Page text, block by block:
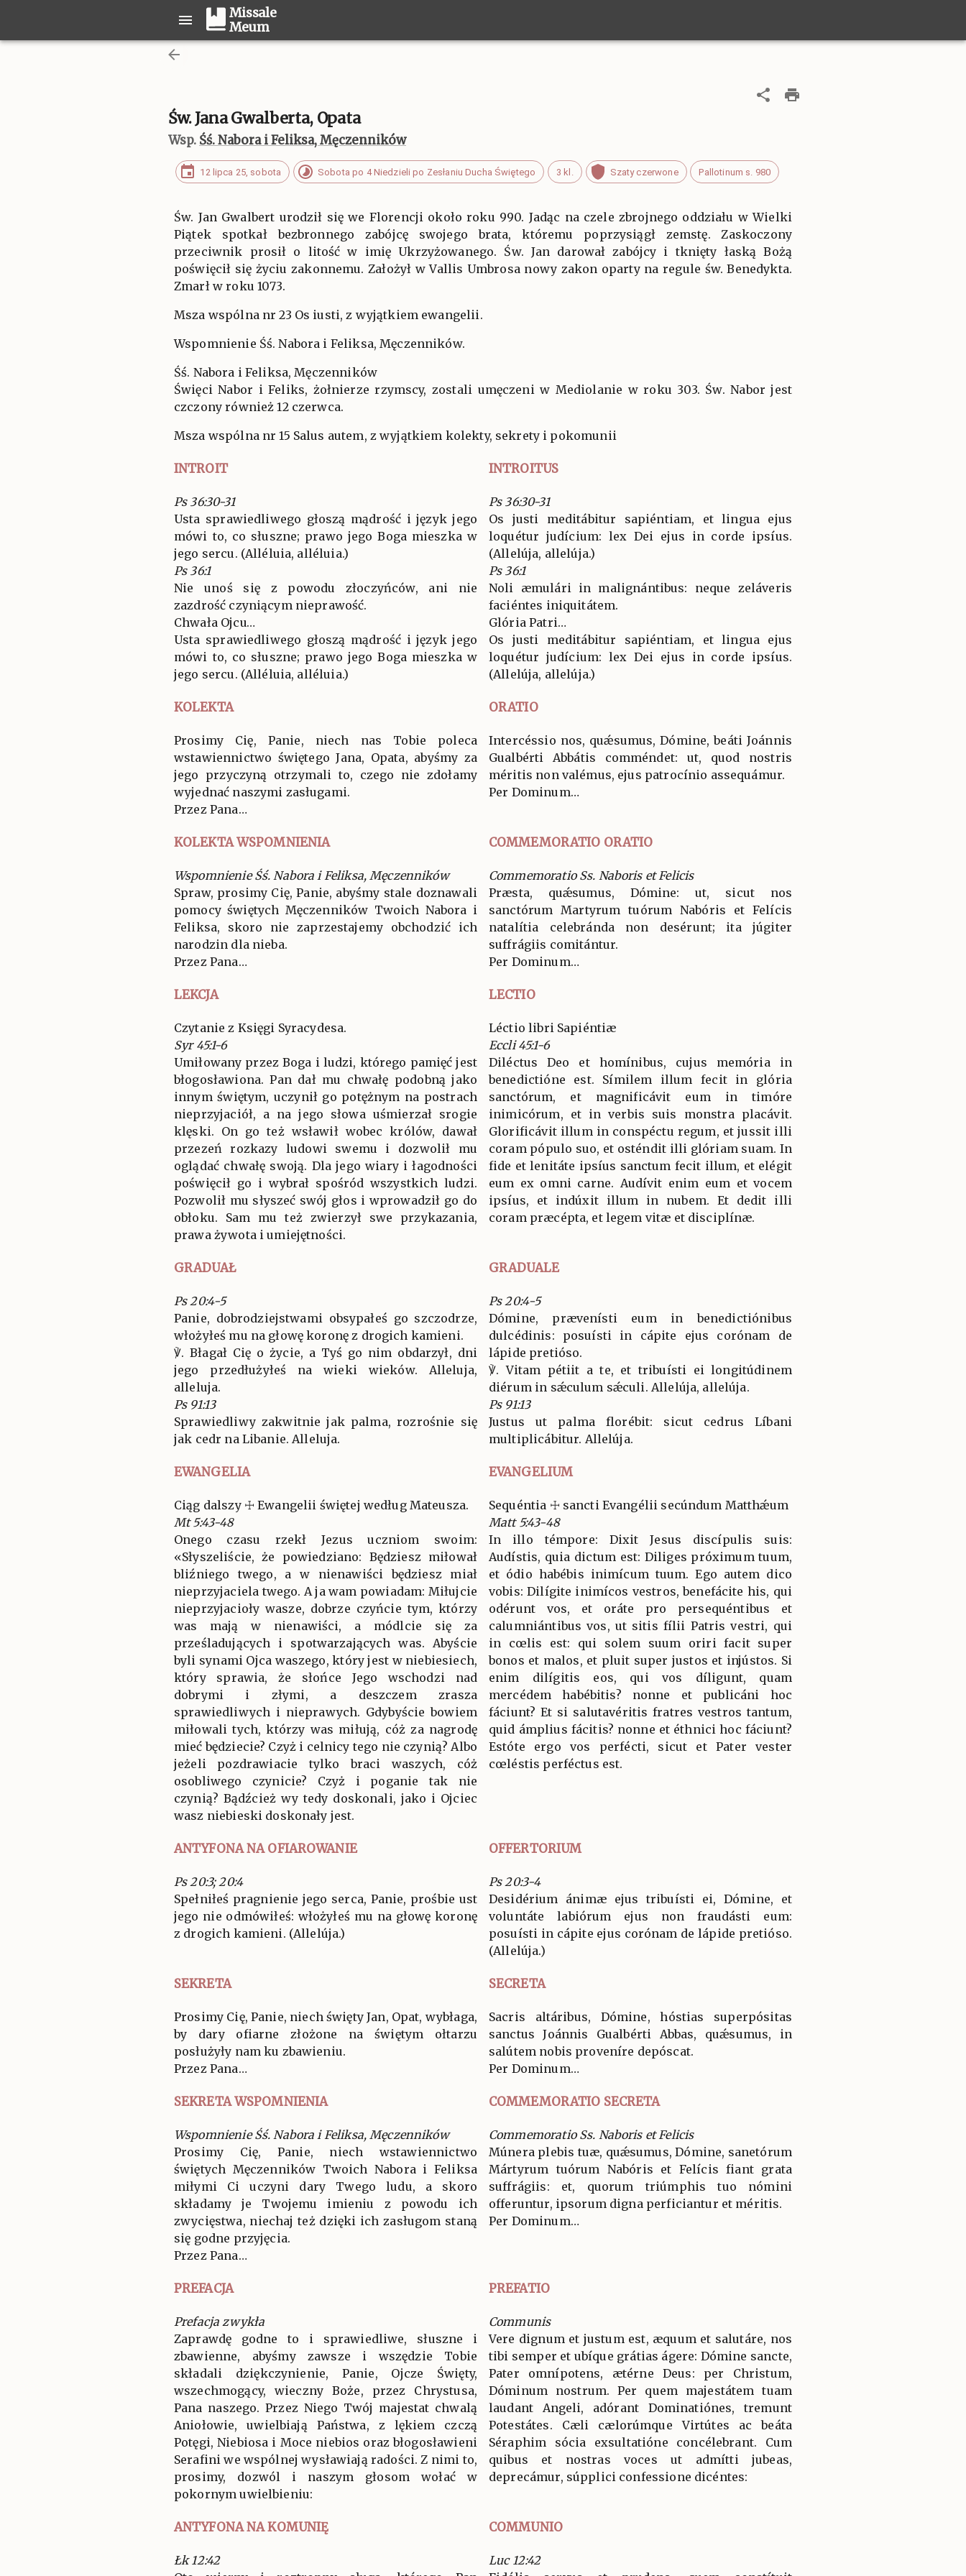
Missale
Meum
Św. Jana Gwalberta, Opata
Wsp. Śś. Nabora i Feliksa, Męczenników
12 lipca 25, sobota Sobota po 4 Niedzieli po Zesłaniu Ducha Świętego 3 kl. Szaty czerwone Pallotinum s. 980
Św. Jan Gwalbert urodził się we Florencji około roku 990. Jadąc na czele zbrojnego oddziału w Wielki
Piątek spotkał bezbronnego zabójcę swojego brata, któremu poprzysiągł zemstę. Zaskoczony
przeciwnik prosił o litość w imię Ukrzyżowanego. Św. Jan darował zabójcy i tknięty łaską Bożą
poświęcił się życiu zakonnemu. Założył w Vallis Umbrosa nowy zakon oparty na regule św. Benedykta.
Zmarł w roku 1073.
Msza wspólna nr 23 Os iusti, z wyjątkiem ewangelii.
Wspomnienie Śś. Nabora i Feliksa, Męczenników.
Śś. Nabora i Feliksa, Męczenników
Święci Nabor i Feliks, żołnierze rzymscy, zostali umęczeni w Mediolanie w roku 303. Św. Nabor jest
czczony również 12 czerwca.
Msza wspólna nr 15 Salus autem, z wyjątkiem kolekty, sekrety i pokomunii
INTROIT INTROITUS
Ps 36:30-31
Usta sprawiedliwego głoszą mądrość i język jego
mówi to, co słuszne; prawo jego Boga mieszka w
jego sercu. (Alléluia, alléluia.)
Ps 36:1
Nie unoś się z powodu złoczyńców, ani nie
zazdrość czyniącym nieprawość.
Chwała Ojcu…
Usta sprawiedliwego głoszą mądrość i język jego
mówi to, co słuszne; prawo jego Boga mieszka w
jego sercu. (Alléluia, alléluia.)
Ps 36:30-31
Os justi meditábitur sapiéntiam, et lingua ejus
loquétur judícium: lex Dei ejus in corde ipsíus.
(Allelúja, allelúja.)
Ps 36:1
Noli æmulári in malignántibus: neque zeláveris
faciéntes iniquitátem.
Glória Patri…
Os justi meditábitur sapiéntiam, et lingua ejus
loquétur judícium: lex Dei ejus in corde ipsíus.
(Allelúja, allelúja.)
KOLEKTA ORATIO
Prosimy Cię, Panie, niech nas Tobie poleca
wstawiennictwo świętego Jana, Opata, abyśmy za
jego przyczyną otrzymali to, czego nie zdołamy
wyjednać naszymi zasługami.
Przez Pana…
Intercéssio nos, quǽsumus, Dómine, beáti Joánnis
Gualbérti Abbátis comméndet: ut, quod nostris
méritis non valémus, ejus patrocínio assequámur.
Per Dominum…
KOLEKTA WSPOMNIENIA COMMEMORATIO ORATIO
Wspomnienie Śś. Nabora i Feliksa, Męczenników
Spraw, prosimy Cię, Panie, abyśmy stale doznawali
pomocy świętych Męczenników Twoich Nabora i
Feliksa, skoro nie zaprzestajemy obchodzić ich
narodzin dla nieba.
Przez Pana…
Commemoratio Ss. Naboris et Felicis
Præsta, quǽsumus, Dómine: ut, sicut nos
sanctórum Martyrum tuórum Nabóris et Felícis
natalítia celebránda non desérunt; ita júgiter
suffrágiis comitántur.
Per Dominum…
LEKCJA LECTIO
Czytanie z Księgi Syracydesa.
Syr 45:1-6
Umiłowany przez Boga i ludzi, którego pamięć jest
błogosławiona. Pan dał mu chwałę podobną jako
innym świętym, uczynił go potężnym na postrach
nieprzyjaciół, a na jego słowa uśmierzał srogie
klęski. On go też wsławił wobec królów, dawał
przezeń rozkazy ludowi swemu i dozwolił mu
oglądać chwałę swoją. Dla jego wiary i łagodności
poświęcił go i wybrał spośród wszystkich ludzi.
Pozwolił mu słyszeć swój głos i wprowadził go do
obłoku. Sam mu też zwierzył swe przykazania,
prawa żywota i umiejętności.
Léctio libri Sapiéntiæ
Eccli 45:1-6
Diléctus Deo et homínibus, cujus memória in
benedictióne est. Símilem illum fecit in glória
sanctórum, et magnificávit eum in timóre
inimicórum, et in verbis suis monstra placávit.
Glorificávit illum in conspéctu regum, et jussit illi
coram pópulo suo, et osténdit illi glóriam suam. In
fide et lenitáte ipsíus sanctum fecit illum, et elégit
eum ex omni carne. Audívit enim eum et vocem
ipsíus, et indúxit illum in nubem. Et dedit illi
coram præcépta, et legem vitæ et disciplínæ.
GRADUAŁ GRADUALE
Ps 20:4-5
Panie, dobrodziejstwami obsypałeś go szczodrze,
włożyłeś mu na głowę koronę z drogich kamieni.
℣. Błagał Cię o życie, a Tyś go nim obdarzył, dni
jego przedłużyłeś na wieki wieków. Alleluja,
alleluja.
Ps 91:13
Sprawiedliwy zakwitnie jak palma, rozrośnie się
jak cedr na Libanie. Alleluja.
Ps 20:4-5
Dómine, prævenísti eum in benedictiónibus
dulcédinis: posuísti in cápite ejus corónam de
lápide pretióso.
℣. Vitam pétiit a te, et tribuísti ei longitúdinem
diérum in sǽculum sǽculi. Allelúja, allelúja.
Ps 91:13
Justus ut palma florébit: sicut cedrus Líbani
multiplicábitur. Allelúja.
EWANGELIA EVANGELIUM
Ciąg dalszy ☩ Ewangelii świętej według Mateusza.
Mt 5:43-48
Onego czasu rzekł Jezus uczniom swoim:
«Słyszeliście, że powiedziano: Będziesz miłował
bliźniego twego, a w nienawiści będziesz miał
nieprzyjaciela twego. A ja wam powiadam: Miłujcie
nieprzyjacioły wasze, dobrze czyńcie tym, którzy
was mają w nienawiści, a módlcie się za
prześladujących i spotwarzających was. Abyście
byli synami Ojca waszego, który jest w niebiesiech,
który sprawia, że słońce Jego wschodzi nad
dobrymi i złymi, a deszczem zrasza
sprawiedliwych i nieprawych. Gdybyście bowiem
miłowali tych, którzy was miłują, cóż za nagrodę
mieć będziecie? Czyż i celnicy tego nie czynią? Albo
jeżeli pozdrawiacie tylko braci waszych, cóż
osobliwego czynicie? Czyż i poganie tak nie
czynią? Bądźcież wy tedy doskonali, jako i Ojciec
wasz niebieski doskonały jest.
Sequéntia ☩ sancti Evangélii secúndum Matthǽum
Matt 5:43-48
In illo témpore: Dixit Jesus discípulis suis:
Audístis, quia dictum est: Diliges próximum tuum,
et ódio habébis inimícum tuum. Ego autem dico
vobis: Dilígite inimícos vestros, benefácite his, qui
odérunt vos, et oráte pro persequéntibus et
calumniántibus vos, ut sitis fílii Patris vestri, qui
in cœlis est: qui solem suum oriri facit super
bonos et malos, et pluit super justos et injústos. Si
enim dilígitis eos, qui vos díligunt, quam
mercédem habébitis? nonne et publicáni hoc
fáciunt? Et si salutavéritis fratres vestros tantum,
quid ámplius fácitis? nonne et éthnici hoc fáciunt?
Estóte ergo vos perfécti, sicut et Pater vester
cœléstis perféctus est.
ANTYFONA NA OFIAROWANIE OFFERTORIUM
Ps 20:3; 20:4
Spełniłeś pragnienie jego serca, Panie, prośbie ust
jego nie odmówiłeś: włożyłeś mu na głowę koronę
z drogich kamieni. (Allelúja.)
Ps 20:3-4
Desidérium ánimæ ejus tribuísti ei, Dómine, et
voluntáte labiórum ejus non fraudásti eum:
posuísti in cápite ejus corónam de lápide pretióso.
(Allelúja.)
SEKRETA SECRETA
Prosimy Cię, Panie, niech święty Jan, Opat, wybłaga,
by dary ofiarne złożone na świętym ołtarzu
posłużyły nam ku zbawieniu.
Przez Pana…
Sacris altáribus, Dómine, hóstias superpósitas
sanctus Joánnis Gualbérti Abbas, quǽsumus, in
salútem nobis proveníre depóscat.
Per Dominum…
SEKRETA WSPOMNIENIA COMMEMORATIO SECRETA
Wspomnienie Śś. Nabora i Feliksa, Męczenników
Prosimy Cię, Panie, niech wstawiennictwo
świętych Męczenników Twoich Nabora i Feliksa
miłymi Ci uczyni dary Twego ludu, a skoro
składamy je Twojemu imieniu z powodu ich
zwycięstwa, niechaj też dzięki ich zasługom staną
się godne przyjęcia.
Przez Pana…
Commemoratio Ss. Naboris et Felicis
Múnera plebis tuæ, quǽsumus, Dómine, sanetórum
Mártyrum tuórum Nabóris et Felícis fiant grata
suffrágiis: et, quorum triúmphis tuo nómini
offeruntur, ipsorum digna perficiantur et méritis.
Per Dominum…
PREFACJA PREFATIO
Prefacja zwykła
Zaprawdę godne to i sprawiedliwe, słuszne i
zbawienne, abyśmy zawsze i wszędzie Tobie
składali dziękczynienie, Panie, Ojcze Święty,
wszechmogący, wieczny Boże, przez Chrystusa,
Pana naszego. Przez Niego Twój majestat chwalą
Aniołowie, uwielbiają Państwa, z lękiem czczą
Potęgi, Niebiosa i Moce niebios oraz błogosławieni
Serafini we wspólnej wysławiają radości. Z nimi to,
prosimy, dozwól i naszym głosom wołać w
pokornym uwielbieniu:
Communis
Vere dignum et justum est, æquum et salutáre, nos
tibi semper et ubíque grátias ágere: Dómine sancte,
Pater omnípotens, ætérne Deus: per Christum,
Dóminum nostrum. Per quem majestátem tuam
laudant Angeli, adórant Dominatiónes, tremunt
Potestátes. Cæli cælorúmque Virtútes ac beáta
Séraphim sócia exsultatióne concélebrant. Cum
quibus et nostras voces ut admítti jubeas,
deprecámur, súpplici confessione dicéntes:
ANTYFONA NA KOMUNIĘ COMMUNIO
Łk 12:42
Luc 12:42